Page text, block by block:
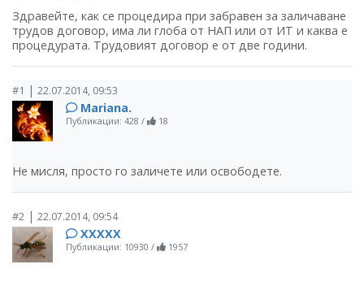
Здравейте, как се процедира при забравен за заличаване
трудов договор, има ли глоба от НАП или от ИТ и каква е
процедурата. Трудовият договор е от две години.
#1 | 22.07.2014, 09:53
Mariana.
Публикации: 428 / 18
Не мисля, просто го заличете или освободете.
#2 | 22.07.2014, 09:54
ХХХХХ
Публикации: 10930 / 1957